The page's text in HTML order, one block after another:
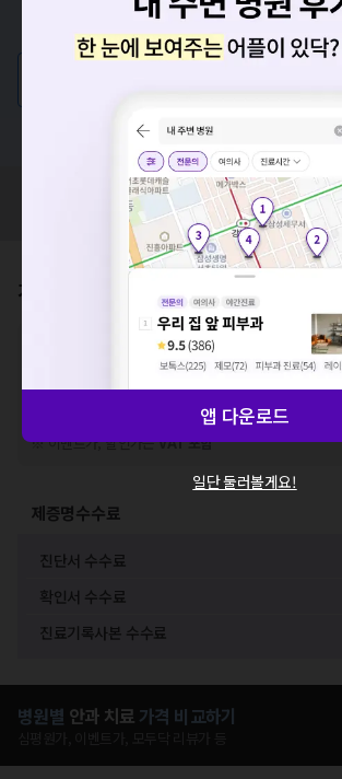
증상/치료, 궁금한 점이 있
의사가 직접 답해드려요!
혹은, 의료상담 서비스에 다양한 게시글
혹시 잘못된 병원정보가 있나요?
모두닥 팀에 알려주세요!
가격표
비급여 항목의 경우,추가비용 등으로 실제 가격과 상
한 가격은 해당 의료기관에 직접 문의해주세요.
격입니다. (진료와 연관된 복합적인 비용이 추가되어, 병
산정될 수 있는 점 참고 바랍니다.)
※ 이벤트가, 할인가는VAT 포함
제증명수수료
진단서 수수료
확인서 수수료
진료기록사본 수수료
병원별 안과 치료 가격 비교하기
요청하신 작업을 처리하지 못했습니다.
네트워크 또는 서버의 일시적인 오류로, 잠시
세요. 지속적으로 문제가 발생할 경우 모두닥
앱 다운로드
일단 둘러볼게요!